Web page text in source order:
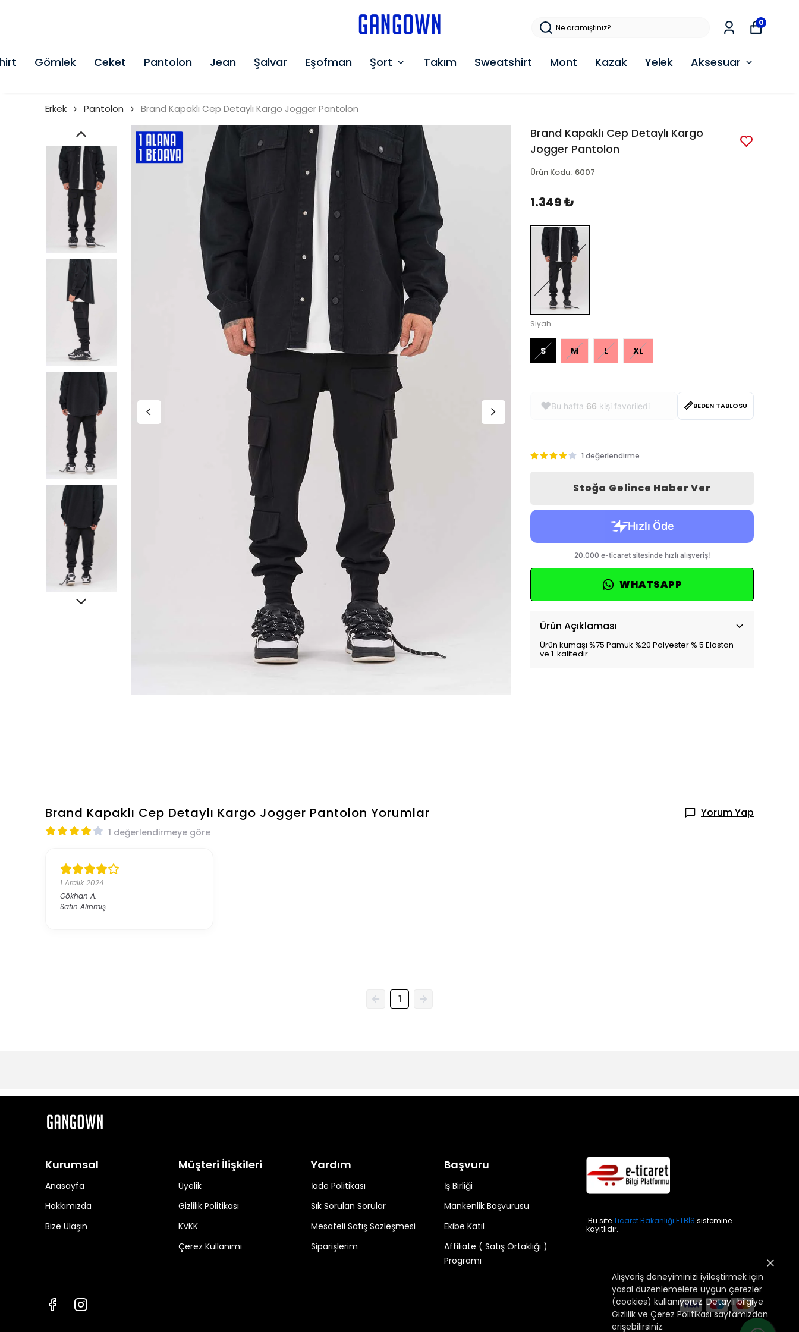
Gömlek Ceket Pantolon Jean Şalvar Eşofman Şort Takım Sweatshirt Mont Kazak Yelek Aksesuar
0
Alışveriş deneyiminizi iyileştirmek için
yasal düzenlemelere uygun çerezler
(cookies) kullanıyoruz. Detaylı bilgiye
Gizlilik ve Çerez Politikasısayfamızdan
erişebilirsiniz.
Erkek Pantolon Brand Kapaklı Cep Detaylı Kargo Jogger Pantolon
Brand Kapaklı Cep Detaylı Kargo
Jogger Pantolon
Ürün Kodu: 6007
1.349 ₺
Siyah
S M L XL
❤️Bu hafta 66 kişi favoriledi 📏BEDEN TABLOSU
1 değerlendirme
Stoğa Gelince Haber Ver
WHATSAPP
Ürün Açıklaması
Ürün kumaşı %75 Pamuk %20 Polyester % 5 Elastan
ve 1. kalitedir.
Brand Kapaklı Cep Detaylı Kargo Jogger Pantolon Yorumlar Yorum Yap
1 değerlendirmeye göre
1 Aralık 2024
Gökhan A.
Satın Alınmış
1
Kurumsal
Anasayfa
Hakkımızda
Bize Ulaşın
Müşteri İlişkileri
Üyelik
Gizlilik Politikası
KVKK
Çerez Kullanımı
Yardım
İade Politikası
Sık Sorulan Sorular
Mesafeli Satış Sözleşmesi
Siparişlerim
Başvuru
İş Birliği
Mankenlik Başvurusu
Ekibe Katıl
Affiliate ( Satış Ortaklığı )
Programı
Bu siteTicaret Bakanlığı ETBİS sistemine
kayıtlıdır.